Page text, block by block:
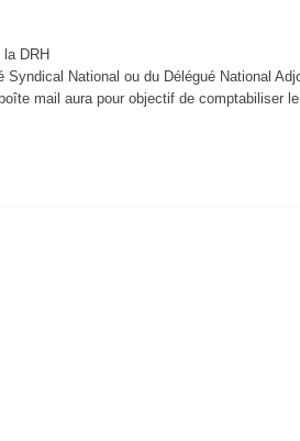
DRH
National ou du Délégué National
mail aura pour objectif de comptabiliser
d’évaluation de la performance